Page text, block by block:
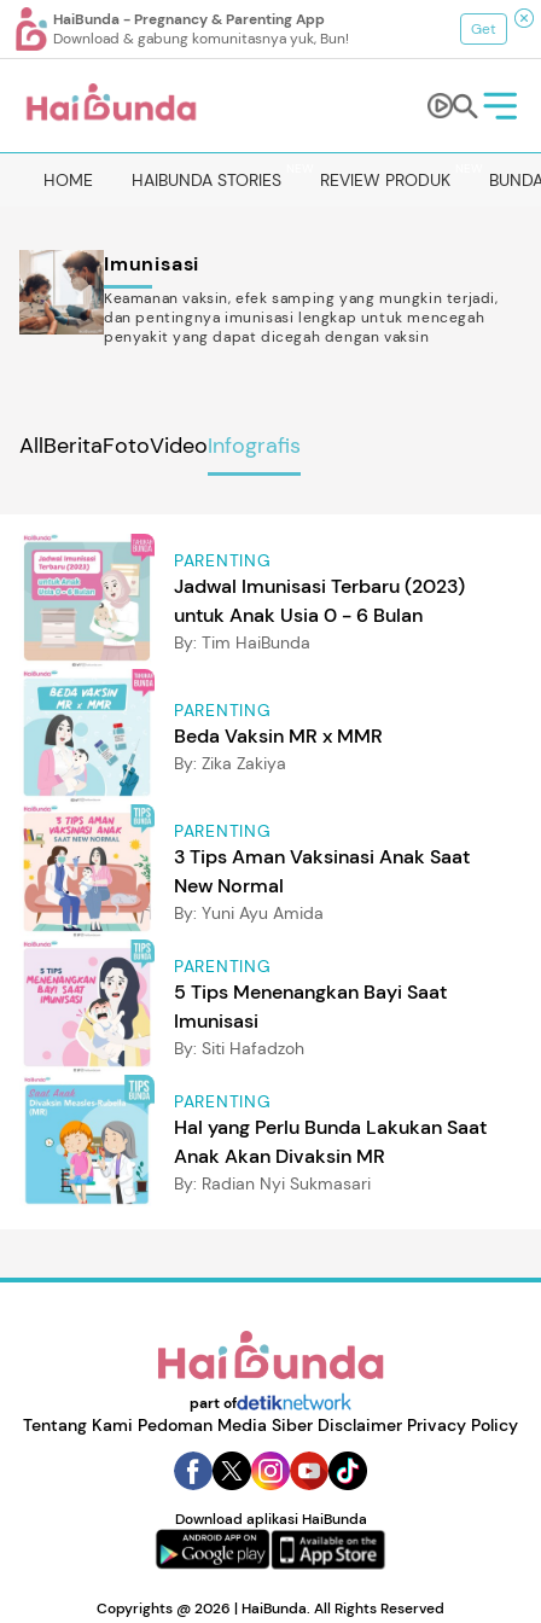
HaiBunda - Pregnancy & Parenting App
Download & gabung komunitasnya yuk, Bun!
Get
HOME HAIBUNDA STORIES REVIEW PRODUK
Imunisasi
Keamanan vaksin, efek samping yang mungkin terjadi,
dan pentingnya imunisasi lengkap untuk mencegah
penyakit yang dapat dicegah dengan vaksin
AllBeritaFotoVideoInfografis
PARENTING
Jadwal Imunisasi Terbaru (2023)
untuk Anak Usia 0 - 6 Bulan
By: Tim HaiBunda
PARENTING
Beda Vaksin MR x MMR
By: Zika Zakiya
PARENTING
3 Tips Aman Vaksinasi Anak Saat
New Normal
By: Yuni Ayu Amida
PARENTING
5 Tips Menenangkan Bayi Saat
Imunisasi
By: Siti Hafadzoh
PARENTING
Hal yang Perlu Bunda Lakukan Saat
Anak Akan Divaksin MR
By: Radian Nyi Sukmasari
part of
Tentang Kami Pedoman Media Siber Disclaimer Privacy Policy
Download aplikasi HaiBunda
Copyrights @ 2026 | HaiBunda. All Rights Reserved